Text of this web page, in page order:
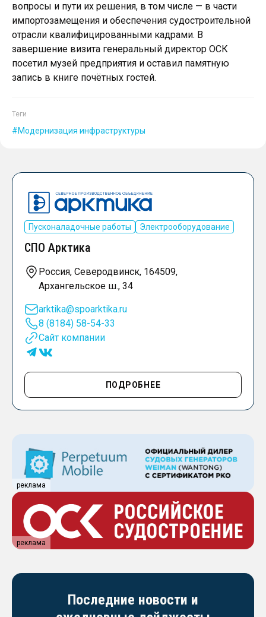
вопросы и пути их решения, в том числе — в части
импортозамещения и обеспечения судостроительной
отрасли квалифицированными кадрами. В
завершение визита генеральный директор ОСК
посетил музей предприятия и оставил памятную
запись в книге почётных гостей.
Теги
Модернизация инфраструктуры
Пусконаладочные работы Электрооборудование
СПО Арктика
Россия, Северодвинск, 164509,
Архангельское ш., 34
arktika@spoarktika.ru
8 (8184) 58-54-33
Сайт компании
ПОДРОБНЕЕ
реклама
реклама
Последние новости и